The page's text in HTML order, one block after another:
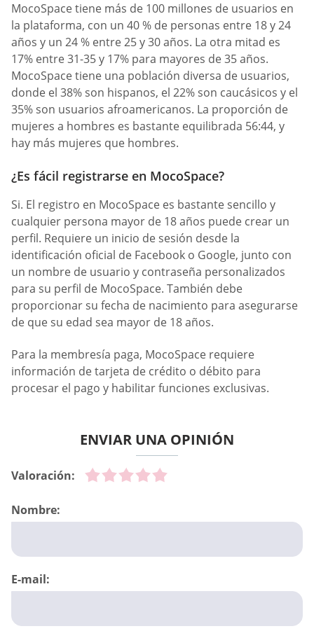
MocoSpace tiene más de 100 millones de usuarios en
la plataforma, con un 40 % de personas entre 18 y 24
años y un 24 % entre 25 y 30 años. La otra mitad es
17% entre 31-35 y 17% para mayores de 35 años.
MocoSpace tiene una población diversa de usuarios,
donde el 38% son hispanos, el 22% son caucásicos y el
35% son usuarios afroamericanos. La proporción de
mujeres a hombres es bastante equilibrada 56:44, y
hay más mujeres que hombres.
¿Es fácil registrarse en MocoSpace?
Si. El registro en MocoSpace es bastante sencillo y
cualquier persona mayor de 18 años puede crear un
perfil. Requiere un inicio de sesión desde la
identificación oficial de Facebook o Google, junto con
un nombre de usuario y contraseña personalizados
para su perfil de MocoSpace. También debe
proporcionar su fecha de nacimiento para asegurarse
de que su edad sea mayor de 18 años.
Para la membresía paga, MocoSpace requiere
información de tarjeta de crédito o débito para
procesar el pago y habilitar funciones exclusivas.
ENVIAR UNA OPINIÓN
Valoración:
Nombre:
E-mail: